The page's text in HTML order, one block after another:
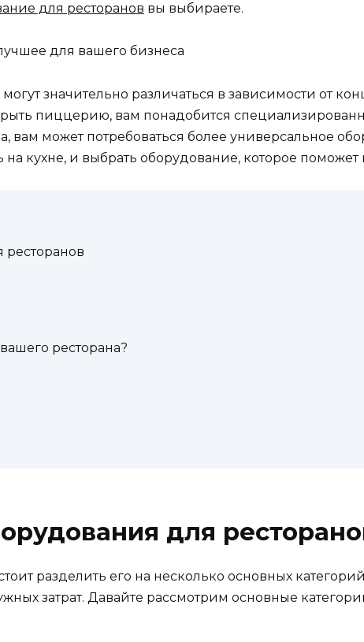
для ресторанов вы выбираете.
значительно различаться в зависимости от
пиццерию, вам понадобится
вам может потребоваться более универсальное
кухне, и выбрать оборудование, которое
ресторана?
для
разделить его на несколько основных
затрат. Давайте рассмотрим основные